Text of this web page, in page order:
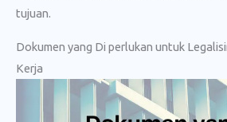
tujuan.
Dokumen yang Di perlukan untuk
Kerja